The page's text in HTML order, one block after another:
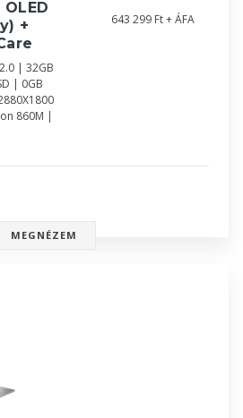
OLED
+
| 32GB
| 0GB
860M |
643 299 Ft + ÁFA
MEGNÉZEM